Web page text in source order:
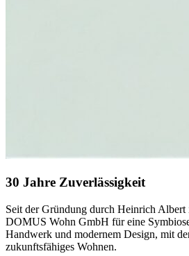
30 Jahre Zuverlässigkeit
Seit der Gründung durch Heinrich Albert
DOMUS Wohn GmbH für eine
Handwerk und modernem Design, mit
zukunftsfähiges Wohnen.